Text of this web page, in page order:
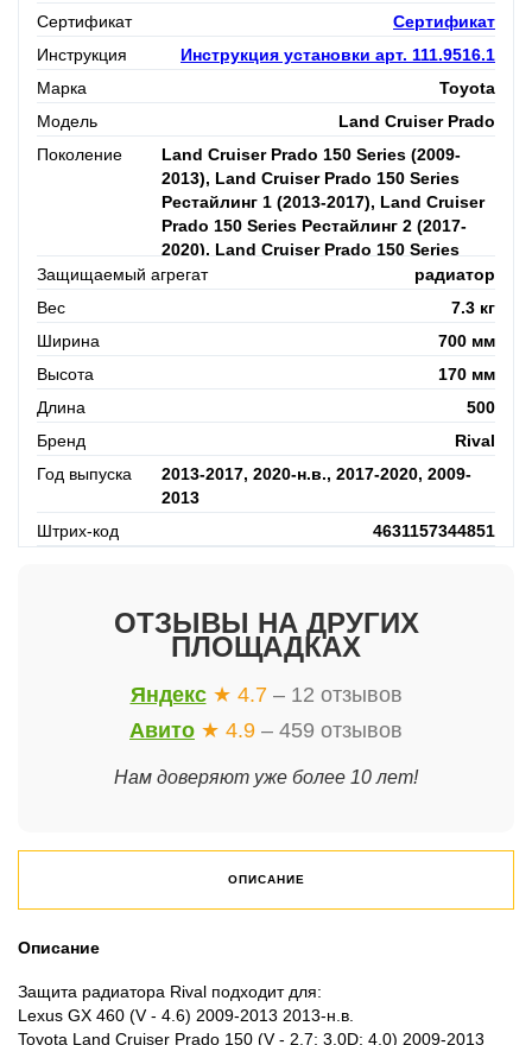
Сертификат
Сертификат
Инструкция
Инструкция установки арт. 111.9516.1
Марка
Toyota
Модель
Land Cruiser Prado
Поколение
Land Cruiser Prado 150 Series (2009-
2013), Land Cruiser Prado 150 Series
Рестайлинг 1 (2013-2017), Land Cruiser
Prado 150 Series Рестайлинг 2 (2017-
2020), Land Cruiser Prado 150 Series
Рестайлинг 3 (2020-н.в.)
Защищаемый агрегат
радиатор
Вес
7.3 кг
Ширина
700 мм
Высота
170 мм
Длина
500
Бренд
Rival
Год выпуска
2013-2017, 2020-н.в., 2017-2020, 2009-
2013
Штрих-код
4631157344851
ОТЗЫВЫ НА ДРУГИХ
ПЛОЩАДКАХ
Яндекс ★ 4.7 – 12 отзывов
Авито ★ 4.9 – 459 отзывов
Нам доверяют уже более 10 лет!
ОПИСАНИЕ
Описание
Защита радиатора Rival подходит для:
Lexus GX 460 (V - 4.6) 2009-2013 2013-н.в.
Toyota Land Cruiser Prado 150 (V - 2.7; 3.0D; 4.0) 2009-2013